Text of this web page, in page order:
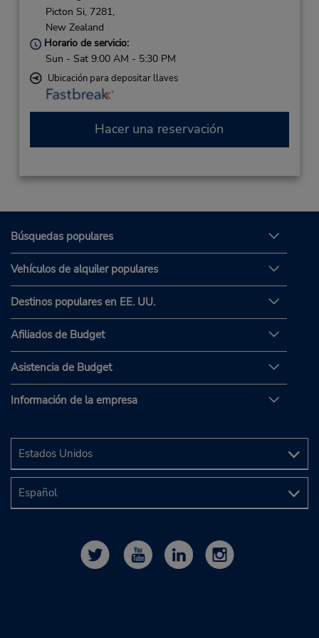
Picton Si, 7281,
New Zealand
Horario de servicio:
Sun - Sat 9:00 AM - 5:30 PM
Ubicación para depositar llaves
Hacer una reservación
Búsquedas populares
Vehículos de alquiler populares
Destinos populares en EE. UU.
Afiliados de Budget
Asistencia de Budget
Información de la empresa